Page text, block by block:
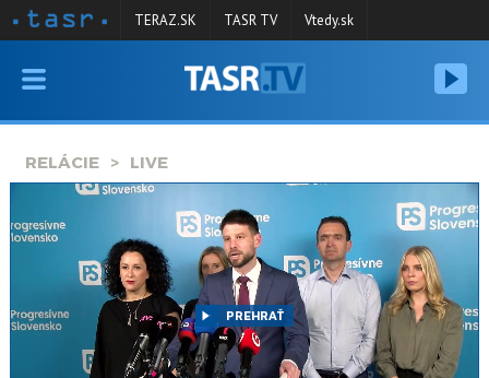
VYSIELANIE
SPRAVODAJSTVO
KONTAKT
ARCHÍV
TERAZ.SK TASR TV Vtedy.sk
RELÁCIE LIVE
PREHRAŤ